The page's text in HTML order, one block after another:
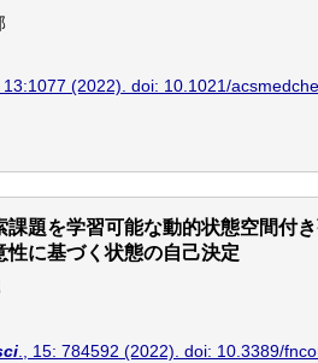
., 13:1077 (2022). doi: 10.1021/
課題を学習可能な動的状態空間付
性に基づく状態の自己決定
., 15: 784592 (2022). doi: 10.3389/